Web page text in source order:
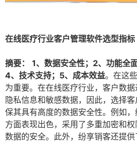
在线医疗行业客户管理软件选型指标
摘要：
1、数据安全性；2、功能全
4、技术支持；5、成本效益。在这
为重要。在在线医疗行业，客户数
隐私信息和敏感数据，因此，选择
保其具有高度的数据安全性。例如
方面表现出色，采用了多重加密和
数据的安全。此外，纷享销客还提